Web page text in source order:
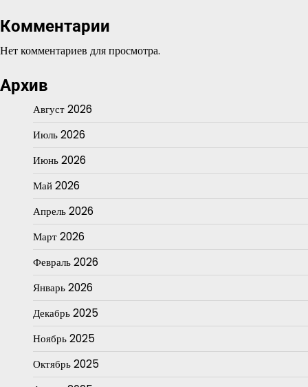
Комментарии
Нет комментариев для просмотра.
Архив
Август 2026
Июль 2026
Июнь 2026
Май 2026
Апрель 2026
Март 2026
Февраль 2026
Январь 2026
Декабрь 2025
Ноябрь 2025
Октябрь 2025